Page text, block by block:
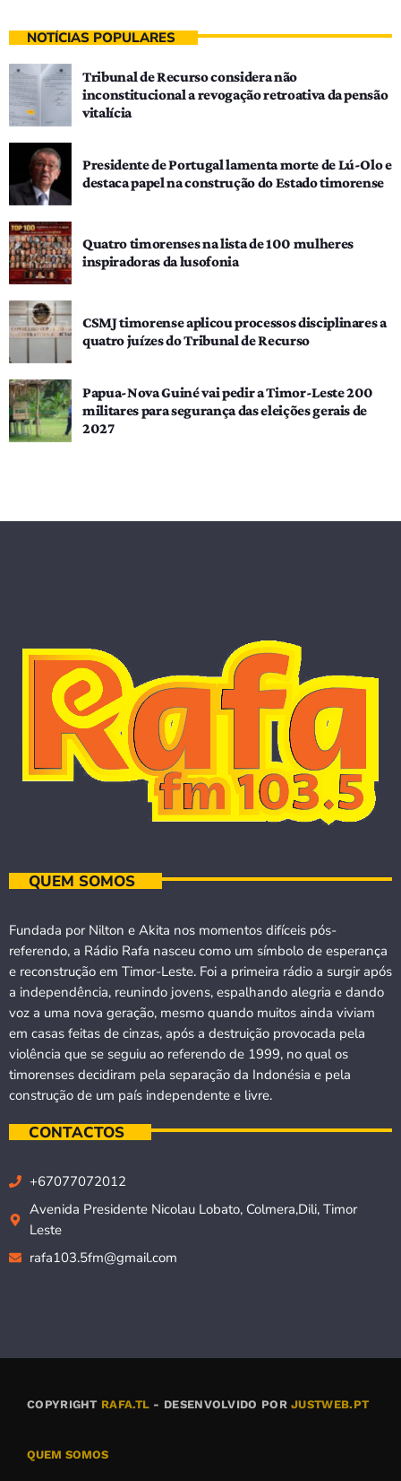
NOTÍCIAS POPULARES
Tribunal de Recurso considera não
inconstitucional a revogação retroativa da pensão
vitalícia
Presidente de Portugal lamenta morte de Lú-Olo e
destaca papel na construção do Estado timorense
Quatro timorenses na lista de 100 mulheres
inspiradoras da lusofonia
CSMJ timorense aplicou processos disciplinares a
quatro juízes do Tribunal de Recurso
Papua-Nova Guiné vai pedir a Timor-Leste 200
militares para segurança das eleições gerais de
2027
QUEM SOMOS
Fundada por Nilton e Akita nos momentos difíceis pós-
referendo, a Rádio Rafa nasceu como um símbolo de esperança
e reconstrução em Timor-Leste. Foi a primeira rádio a surgir após
a independência, reunindo jovens, espalhando alegria e dando
voz a uma nova geração, mesmo quando muitos ainda viviam
em casas feitas de cinzas, após a destruição provocada pela
violência que se seguiu ao referendo de 1999, no qual os
timorenses decidiram pela separação da Indonésia e pela
construção de um país independente e livre.
CONTACTOS
+67077072012
Avenida Presidente Nicolau Lobato, Colmera,Dili, Timor
Leste
rafa103.5fm@gmail.com
COPYRIGHT RAFA.TL - DESENVOLVIDO PORJUSTWEB.PT
QUEM SOMOS